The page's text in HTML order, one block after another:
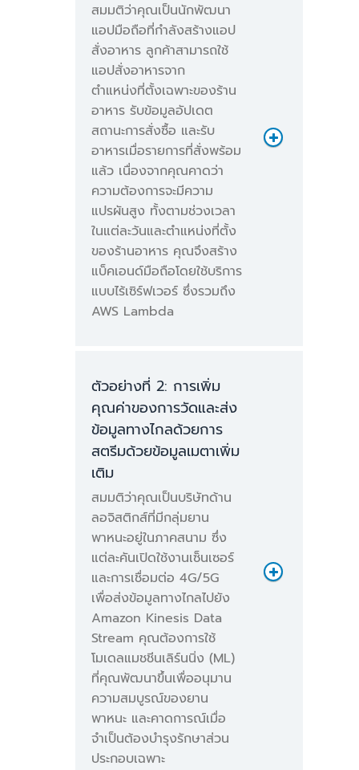
สมมติว่าคุณเป็นนักพัฒนา
แอปมือถือที่กำลังสร้างแอป
สั่งอาหาร ลูกค้าสามารถใช้
แอปสั่งอาหารจาก
ตำแหน่งที่ตั้งเฉพาะของร้าน
อาหาร รับข้อมูลอัปเดต
สถานะการสั่งซื้อ และรับ
อาหารเมื่อรายการที่สั่งพร้อม
แล้ว เนื่องจากคุณคาดว่า
ความต้องการจะมีความ
แปรผันสูง ทั้งตามช่วงเวลา
ในแต่ละวันและตำแหน่งที่ตั้ง
ของร้านอาหาร คุณจึงสร้าง
แบ็คเอนด์มือถือโดยใช้บริการ
แบบไร้เซิร์ฟเวอร์ ซึ่งรวมถึง
AWS Lambda
ตัวอย่างที่ 2: การเพิ่ม
คุณค่าของการวัดและส่ง
ข้อมูลทางไกลด้วยการ
สตรีมด้วยข้อมูลเมตาเพิ่ม
เติม
สมมติว่าคุณเป็นบริษัทด้าน
ลอจิสติกส์ที่มีกลุ่มยาน
พาหนะอยู่ในภาคสนาม ซึ่ง
แต่ละคันเปิดใช้งานเซ็นเซอร์
และการเชื่อมต่อ 4G/5G
เพื่อส่งข้อมูลทางไกลไปยัง
Amazon Kinesis Data
Stream คุณต้องการใช้
โมเดลแมชชีนเลิร์นนิ่ง (ML)
ที่คุณพัฒนาขึ้นเพื่ออนุมาน
ความสมบูรณ์ของยาน
พาหนะ และคาดการณ์เมื่อ
จำเป็นต้องบำรุงรักษาส่วน
ประกอบเฉพาะ